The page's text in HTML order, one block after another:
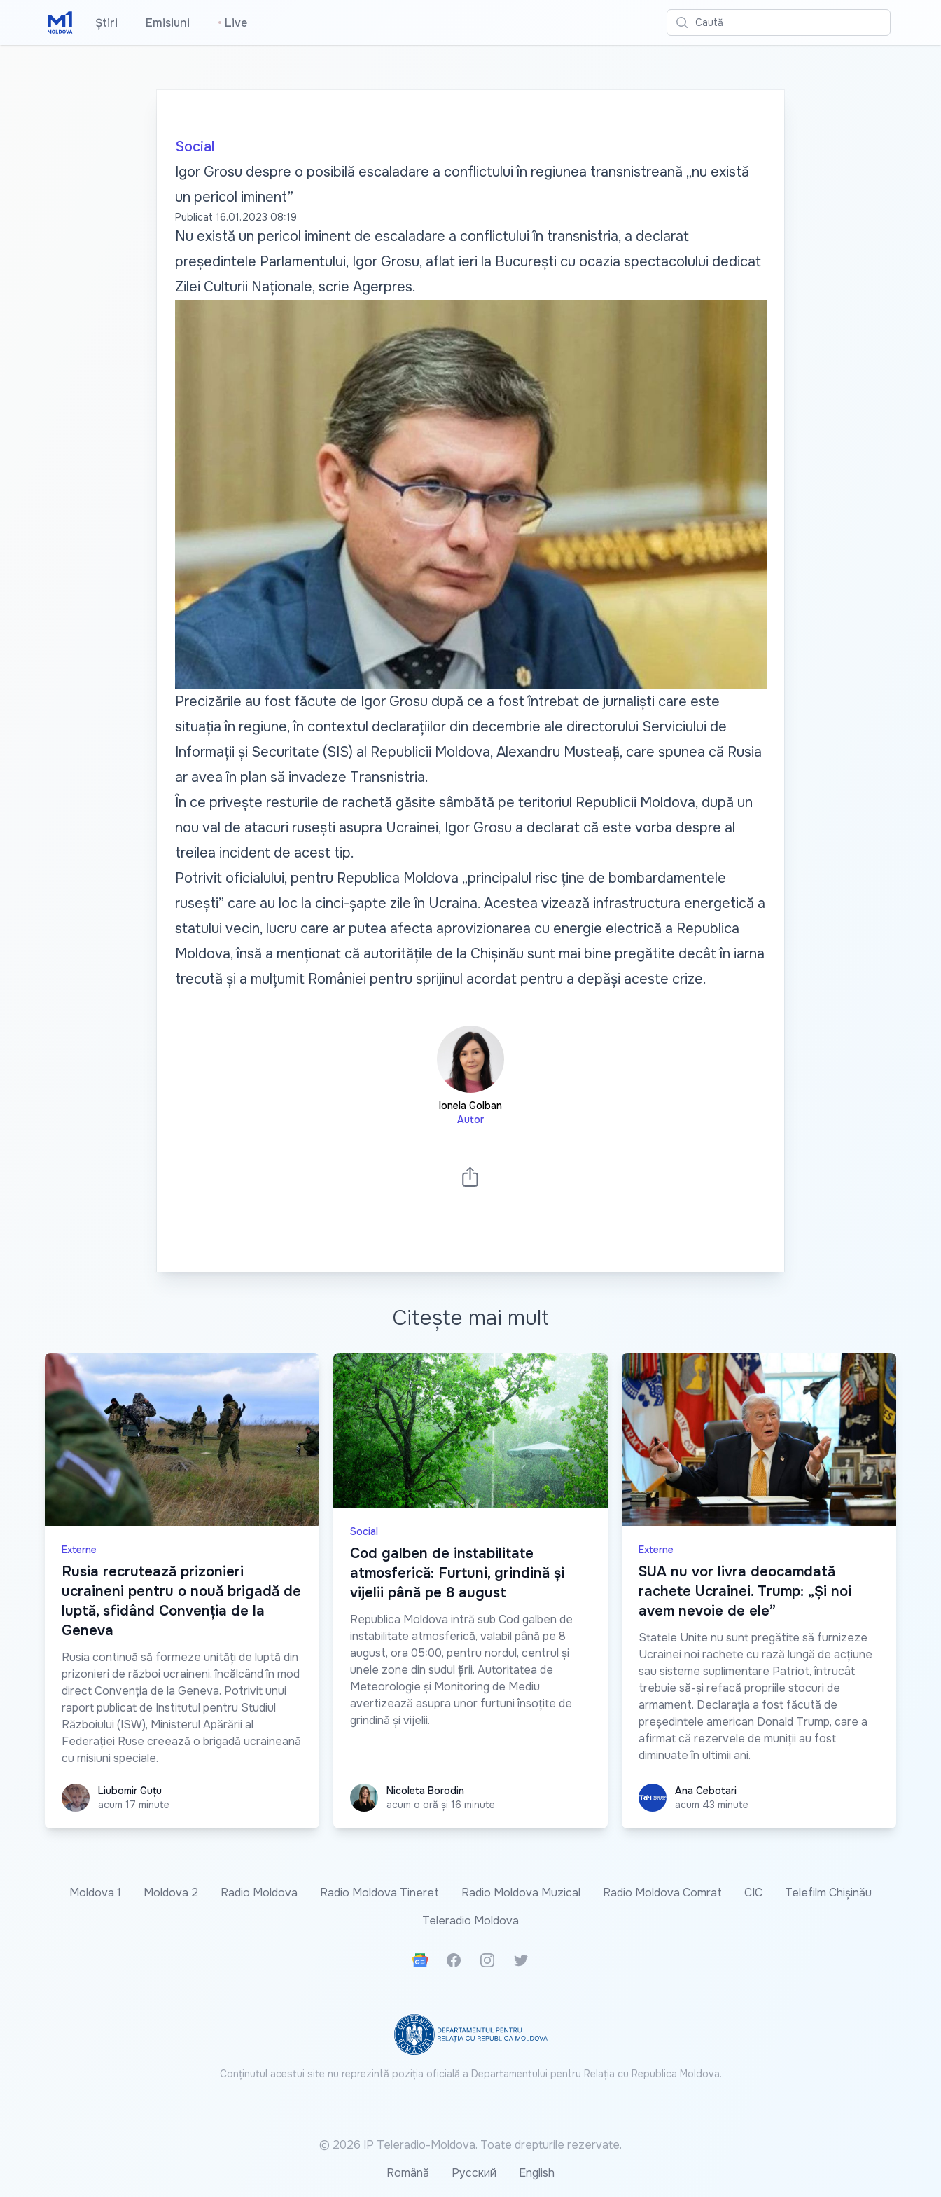
Știri Emisiuni • Live Caută
Social
Igor Grosu despre o posibilă escaladare a conflictului în regiunea transnistreană „nu există
un pericol iminent”
Publicat 16.01.2023 08:19
Nu există un pericol iminent de escaladare a conflictului în transnistria, a declarat
președintele Parlamentului, Igor Grosu, aflat ieri la București cu ocazia spectacolului dedicat
Zilei Culturii Naționale, scrie Agerpres.
Precizările au fost făcute de Igor Grosu după ce a fost întrebat de jurnaliști care este
situația în regiune, în contextul declarațiilor din decembrie ale directorului Serviciului de
Informații și Securitate (SIS) al Republicii Moldova, Alexandru Musteață, care spunea că Rusia
ar avea în plan să invadeze Transnistria.
În ce privește resturile de rachetă găsite sâmbătă pe teritoriul Republicii Moldova, după un
nou val de atacuri rusești asupra Ucrainei, Igor Grosu a declarat că este vorba despre al
treilea incident de acest tip.
Potrivit oficialului, pentru Republica Moldova „principalul risc ține de bombardamentele
rusești” care au loc la cinci-șapte zile în Ucraina. Acestea vizează infrastructura energetică a
statului vecin, lucru care ar putea afecta aprovizionarea cu energie electrică a Republica
Moldova, însă a menționat că autoritățile de la Chișinău sunt mai bine pregătite decât în iarna
trecută și a mulțumit României pentru sprijinul acordat pentru a depăși aceste crize.
Ionela Golban
Autor
Citește mai mult
Externe
Rusia recrutează prizonieri
ucraineni pentru o nouă brigadă de
luptă, sfidând Convenția de la
Geneva
Rusia continuă să formeze unități de luptă din
prizonieri de război ucraineni, încălcând în mod
direct Convenția de la Geneva. Potrivit unui
raport publicat de Institutul pentru Studiul
Războiului (ISW), Ministerul Apărării al
Federației Ruse creează o brigadă ucraineană
cu misiuni speciale.
Liubomir Guțu
Liubomir Guțu
acum 17 minute
Social
Cod galben de instabilitate
atmosferică: Furtuni, grindină și
vijelii până pe 8 august
Republica Moldova intră sub Cod galben de
instabilitate atmosferică, valabil până pe 8
august, ora 05:00, pentru nordul, centrul și
unele zone din sudul țării. Autoritatea de
Meteorologie și Monitoring de Mediu
avertizează asupra unor furtuni însoțite de
grindină și vijelii.
Nicoleta Borodin
Nicoleta Borodin
acum o oră și 16 minute
Externe
SUA nu vor livra deocamdată
rachete Ucrainei. Trump: „Și noi
avem nevoie de ele”
Statele Unite nu sunt pregătite să furnizeze
Ucrainei noi rachete cu rază lungă de acțiune
sau sisteme suplimentare Patriot, întrucât
trebuie să-și refacă propriile stocuri de
armament. Declarația a fost făcută de
președintele american Donald Trump, care a
afirmat că rezervele de muniții au fost
diminuate în ultimii ani.
Ana CebotariAna Cebotari
acum 43 minute
Moldova 1 Moldova 2 Radio Moldova Radio Moldova Tineret Radio Moldova Muzical Radio Moldova Comrat CIC
Telefilm Chișinău
Teleradio Moldova
Google News
FacebookInstagramTwitter
Conținutul acestui site nu reprezintă poziția oficială a Departamentului pentru Relația cu Republica Moldova.
© 2026 IP Teleradio-Moldova. Toate drepturile rezervate.
Română
Русский English